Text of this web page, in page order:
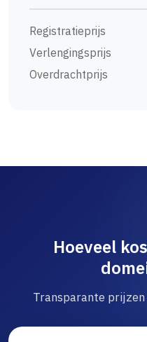
Registratieprijs
Verlengingsprijs
Overdrachtprijs
Hoeveel
Transparante